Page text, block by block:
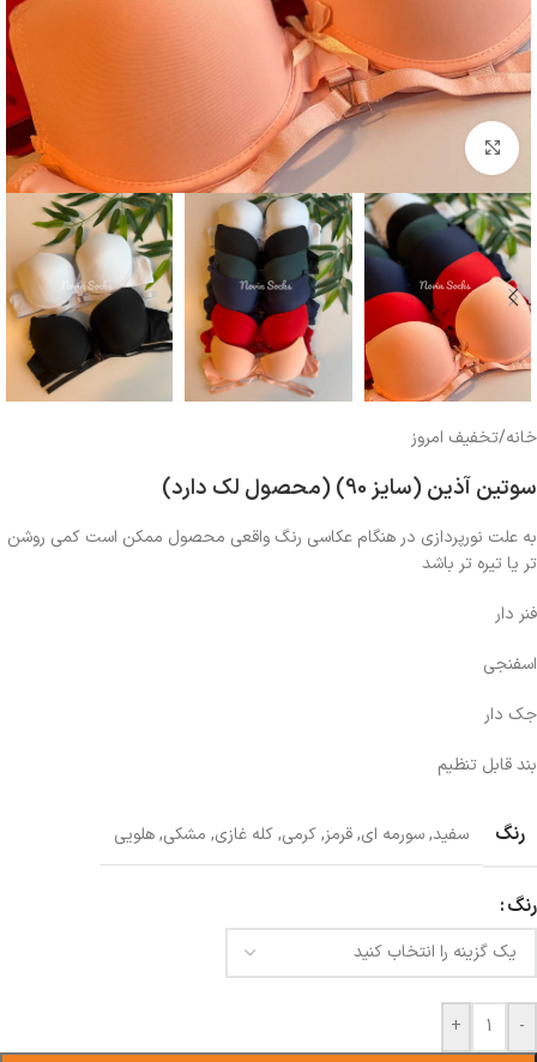
بزرگنمایی تصویر
خانه/تخفیف امروز
سوتین آذین (سایز 90) (محصول لک دارد)
به علت نورپردازی در هنگام عکاسی رنگ واقعی محصول ممکن است کمی روشن
تر یا تیره تر باشد
فنر دار
اسفنجی
جک دار
بند قابل تنظیم
رنگ سفید,سورمه ای,قرمز,کرمی,کله غازی, مشکی,هلویی
رنگ
-
+